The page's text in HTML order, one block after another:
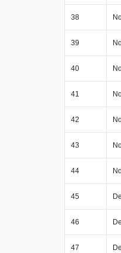
38
39
40
41
42
43
44
45
46
47